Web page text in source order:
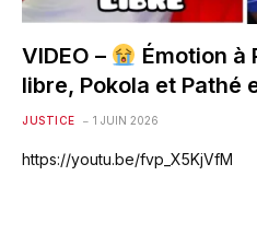
VIDEO –
Émotion à
libre, Pokola et Pathé
JUSTICE 1 JUIN 2026
https://youtu.be/fvp_X5KjVfM